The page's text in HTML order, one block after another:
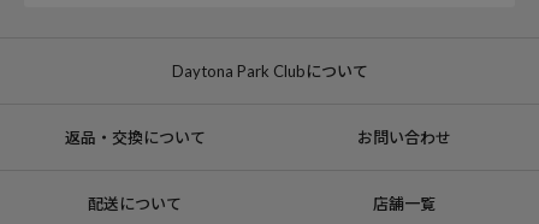
Daytona Park Clubについて
返品・交換について お問い合わせ
配送について 店舗一覧